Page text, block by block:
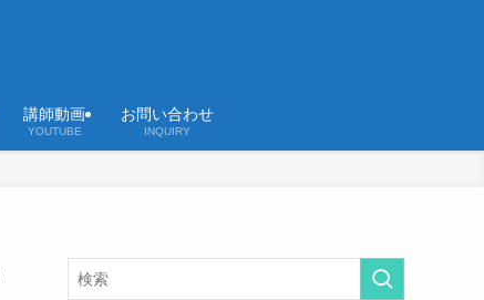
講師動画
YOUTUBE
お問い合わせ
INQUIRY